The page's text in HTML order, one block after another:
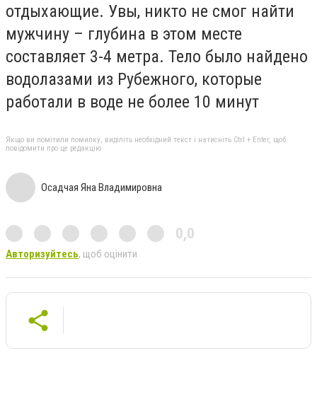
отдыхающие. Увы, никто не смог найти
мужчину – глубина в этом месте
составляет 3-4 метра. Тело было найдено
водолазами из Рубежного, которые
работали в воде не более 10 минут
Якщо ви помітили помилку, виділіть необхідний текст і натисніть Ctrl + Enter, щоб
повідомити про це редакцію
Осадчая Яна Владимировна
0,0
Авторизуйтесь, щоб оцінити